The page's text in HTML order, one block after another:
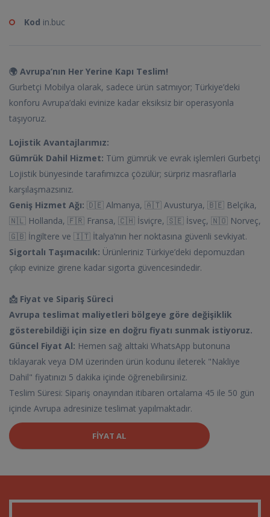
Kod in.buc
🌍 Avrupa’nın Her Yerine Kapı Teslim!
Gurbetçi Mobilya olarak, sadece ürün satmıyor; Türkiye’deki
konforu Avrupa’daki evinize kadar eksiksiz bir operasyonla
taşıyoruz.
Lojistik Avantajlarımız:
Gümrük Dahil Hizmet: Tüm gümrük ve evrak işlemleri Gurbetçi
Lojistik bünyesinde tarafımızca çözülür; sürpriz masraflarla
karşılaşmazsınız.
Geniş Hizmet Ağı: 🇩🇪 Almanya, 🇦🇹 Avusturya, 🇧🇪 Belçika,
🇳🇱 Hollanda, 🇫🇷 Fransa, 🇨🇭 İsviçre, 🇸🇪 İsveç, 🇳🇴 Norveç,
🇬🇧 İngiltere ve 🇮🇹 İtalya’nın her noktasına güvenli sevkiyat.
Sigortalı Taşımacılık: Ürünleriniz Türkiye’deki depomuzdan
çıkıp evinize girene kadar sigorta güvencesindedir.
📩 Fiyat ve Sipariş Süreci
Avrupa teslimat maliyetleri bölgeye göre değişiklik
gösterebildiği için size en doğru fiyatı sunmak istiyoruz.
Güncel Fiyat Al: Hemen sağ alttaki WhatsApp butonuna
tıklayarak veya DM üzerinden ürün kodunu ileterek "Nakliye
Dahil" fiyatınızı 5 dakika içinde öğrenebilirsiniz.
Teslim Süresi: Sipariş onayından itibaren ortalama 45 ile 50 gün
içinde Avrupa adresinize teslimat yapılmaktadır.
FIYAT AL